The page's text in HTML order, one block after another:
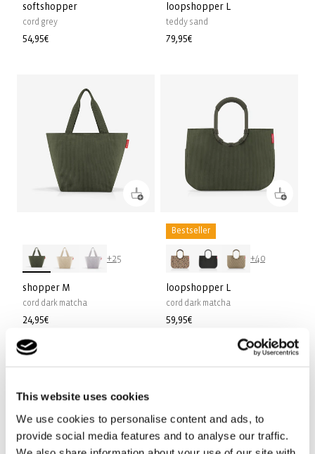
This website uses cookies
We use cookies to personalise content and ads, to
provide social media features and to analyse our traffic.
softshopper
cord grey
Prix
54,95€
loopshopper L
teddy sand
Prix
79,95€
+25
shopper M
cord dark matcha
Prix
24,95€
Bestseller
+40
loopshopper L
cord dark matcha
Prix
59,95€